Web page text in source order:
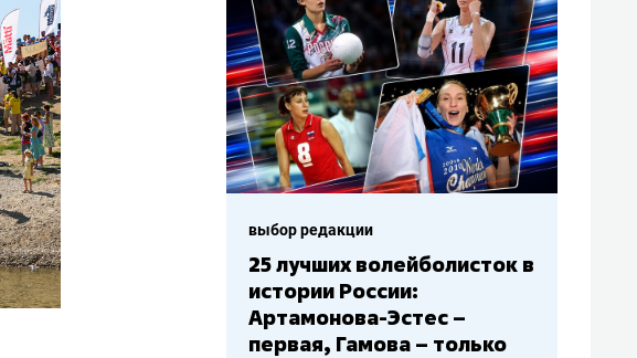
выбор редакции
Бюджеты клубов КХЛ: СКА
– главный мажор, «Ак
Барс» – второй, «Салават
Юлаев» – середняк